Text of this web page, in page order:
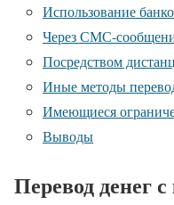
Использование
Через СМС-
Посредством
Иные методы
Имеющиеся
Выводы
Перевод денег